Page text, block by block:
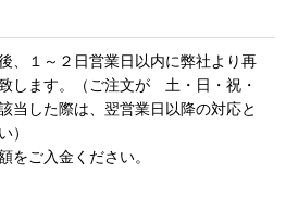
、１～２日営業日以内に弊社より再
します。（ご注文が 土・日・祝・
当した際は、翌営業日以降の対応と
）
をご入金ください。